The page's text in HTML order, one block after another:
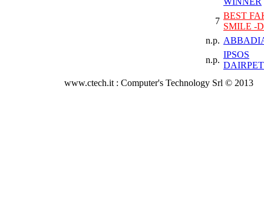
7
BEST
SMILE -
n.p.
n.p.
IPSOS
www.ctech.it : Computer's Technology Srl © 2013